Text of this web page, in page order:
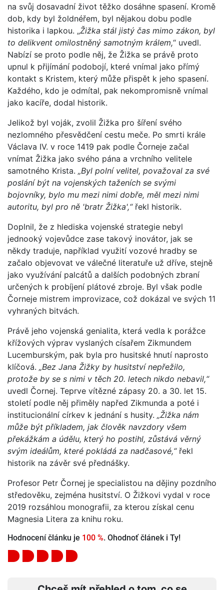
na svůj dosavadní život těžko dosáhne spasení. Kromě
dob, kdy byl žoldnéřem, byl nějakou dobu podle
historika i lapkou. „Žižka stál jistý čas mimo zákon, byl
to delikvent omilostněný samotným králem,“ uvedl.
Nabízí se proto podle něj, že Žižka se právě proto
upnul k přijímání podobojí, které vnímal jako přímý
kontakt s Kristem, který může přispět k jeho spasení.
Každého, kdo je odmítal, pak nekompromisně vnímal
jako kacíře, dodal historik.
Jelikož byl voják, zvolil Žižka pro šíření svého
nezlomného přesvědčení cestu meče. Po smrti krále
Václava IV. v roce 1419 pak podle Čorneje začal
vnímat Žižka jako svého pána a vrchního velitele
samotného Krista. „Byl polní velitel, považoval za své
poslání být na vojenských taženích se svými
bojovníky, bylo mu mezi nimi dobře, měl mezi nimi
autoritu, byl pro ně 'bratr Žižka',“řekl historik.
Doplnil, že z hlediska vojenské strategie nebyl
jednooký vojevůdce zase takový inovátor, jak se
někdy traduje, například využití vozové hradby se
začalo objevovat ve válečné literatuře už dříve, stejně
jako využívání palcátů a dalších podobných zbraní
určených k probíjení plátové zbroje. Byl však podle
Čorneje mistrem improvizace, což dokázal ve svých 11
vyhraných bitvách.
Právě jeho vojenská genialita, která vedla k porážce
křížových výprav vyslaných císařem Zikmundem
Lucemburským, pak byla pro husitské hnutí naprosto
klíčová. „Bez Jana Žižky by husitství nepřežilo,
protože by se s nimi v těch 20. letech nikdo nebavil,“
uvedl Čornej. Teprve vítězné zápasy 20. a 30. let 15.
století podle něj přiměly napřed Zikmunda a poté i
institucionální církev k jednání s husity. „Žižka nám
může být příkladem, jak člověk navzdory všem
překážkám a údělu, který ho postihl, zůstává věrný
svým ideálům, které pokládá za nadčasové,“řekl
historik na závěr své přednášky.
Profesor Petr Čornej je specialistou na dějiny pozdního
středověku, zejména husitství. O Žižkovi vydal v roce
2019 rozsáhlou monografii, za kterou získal cenu
Magnesia Litera za knihu roku.
Hodnocení článku je 100 %. Ohodnoť článek i Ty!